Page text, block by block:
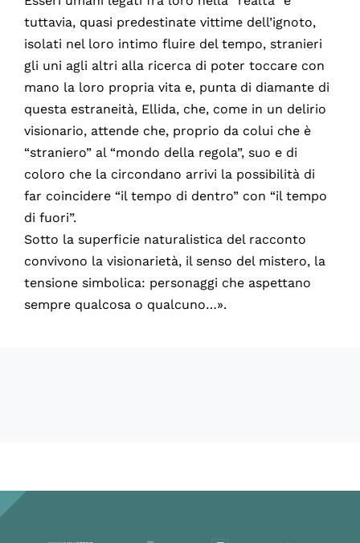
tuttavia, quasi predestinate vittime dell’ignoto,
isolati nel loro intimo fluire del tempo, stranieri
gli uni agli altri alla ricerca di poter toccare con
mano la loro propria vita e, punta di diamante di
questa estraneità, Ellida, che, come in un delirio
visionario, attende che, proprio da colui che è
“straniero” al “mondo della regola”, suo e di
coloro che la circondano arrivi la possibilità di
far coincidere “il tempo di dentro” con “il tempo
di fuori”.
Sotto la superficie naturalistica del racconto
convivono la visionarietà, il senso del mistero, la
tensione simbolica: personaggi che aspettano
sempre qualcosa o qualcuno…».